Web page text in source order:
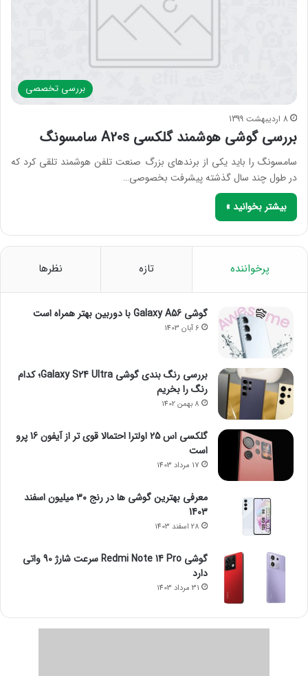
بررسی‌ تخصصی
8 اردیبهشت 1399
بررسی گوشی هوشمند گلکسی A20s سامسونگ
سامسونگ را باید یکی از برندهای بزرگ صنعت تلفن هوشمند تلقی کرد که
در طول چند سال گذشته پیشرفت بخصوصی…
بیشتر بخوانید »
پرخواننده تازه نظرها
گوشی Galaxy A56 با دوربین بهتر همراه است
6 آبان 1403
بررسی رنگ بندی گوشی Galaxy S24 Ultra؛ کدام
رنگ را بخریم
8 بهمن 1402
گلکسی اس 25 اولترا احتمالا قوی تر از آیفون 16 پرو
است
17 مرداد 1403
معرفی بهترین گوشی ها در رنج ۳۰ میلیون اسفند
1403
28 اسفند 1403
گوشی Redmi Note 14 Pro سرعت شارژ 90 واتی
دارد
31 مرداد 1403